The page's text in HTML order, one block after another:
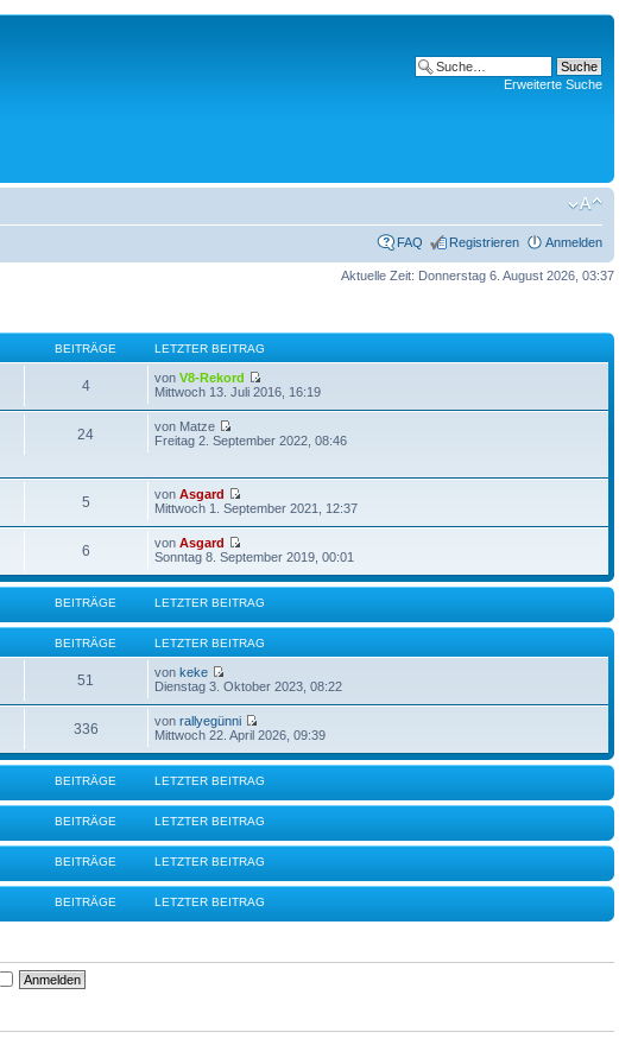
Erweiterte Suche
FAQ Registrieren Anmelden
Aktuelle Zeit: Donnerstag 6. August 2026, 03:37
BEITRÄGE LETZTER BEITRAG
4 vonV8-Rekord
Mittwoch 13. Juli 2016, 16:19
24
von Matze
Freitag 2. September 2022, 08:46
5 vonAsgard
Mittwoch 1. September 2021, 12:37
6 vonAsgard
Sonntag 8. September 2019, 00:01
BEITRÄGE LETZTER BEITRAG
BEITRÄGE LETZTER BEITRAG
51 vonkeke
Dienstag 3. Oktober 2023, 08:22
336 vonrallyegünni
Mittwoch 22. April 2026, 09:39
BEITRÄGE LETZTER BEITRAG
BEITRÄGE LETZTER BEITRAG
BEITRÄGE LETZTER BEITRAG
BEITRÄGE LETZTER BEITRAG